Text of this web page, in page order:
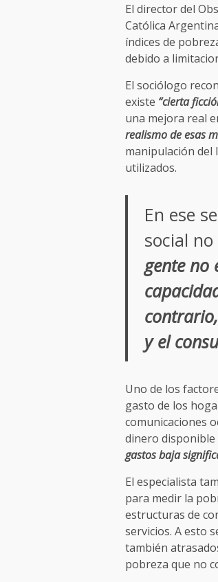
El director del
Católica
índices de
debido a
El sociólogo
existe “cierta
una mejora real
realismo de esas
manipulación del
utilizados.
En ese
social
gente no
y el
Uno de los
gasto de los
comunicaciones
dinero
gastos baja
El especialista
para medir la
estructuras de
servicios. A esto
también
pobreza que no